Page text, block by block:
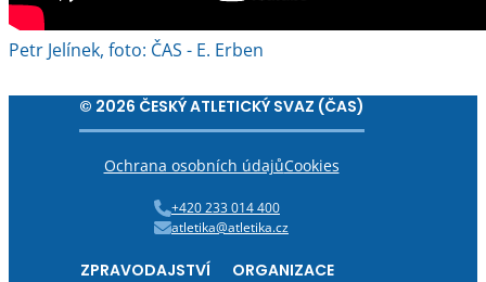
Petr Jelínek, foto: ČAS - E. Erben
© 2026 ČESKÝ ATLETICKÝ SVAZ (ČAS)
Ochrana osobních údajůCookies
+420 233 014 400
atletika@atletika.cz
ZPRAVODAJSTVÍ ORGANIZACE